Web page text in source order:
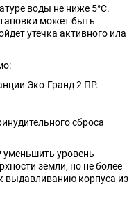
воды не ниже 5°C.
может быть
утечка активного ила
Эко-Гранд 2 ПР.
сброса
уменьшить уровень
земли, но не более
выдавливанию корпуса из